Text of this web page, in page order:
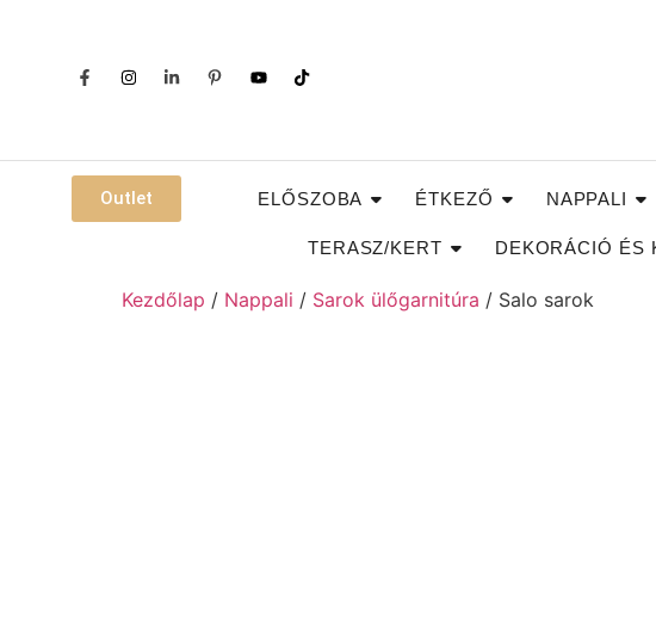
Outlet ELŐSZOBA ÉTKEZŐ NAPPALI
TERASZ/KERT DEKORÁCIÓ ÉS
Kezdőlap / Nappali / Sarok ülőgarnitúra / Salo sarok